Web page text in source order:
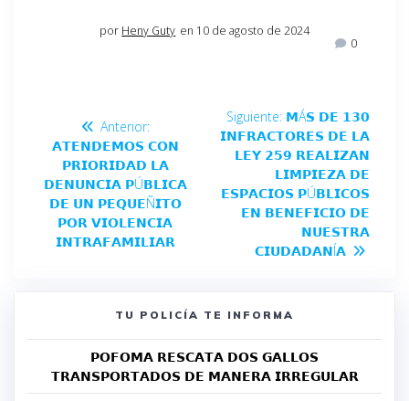
por Heny Guty en 10 de agosto de 2024
0
Anterior:
𝗔𝗧𝗘𝗡𝗗𝗘𝗠𝗢𝗦 𝗖𝗢𝗡
𝗣𝗥𝗜𝗢𝗥𝗜𝗗𝗔𝗗 𝗟𝗔
𝗗𝗘𝗡𝗨𝗡𝗖𝗜𝗔 𝗣Ú𝗕𝗟𝗜𝗖𝗔
𝗗𝗘 𝗨𝗡 𝗣𝗘𝗤𝗨𝗘Ñ𝗜𝗧𝗢
𝗣𝗢𝗥 𝗩𝗜𝗢𝗟𝗘𝗡𝗖𝗜𝗔
𝗜𝗡𝗧𝗥𝗔𝗙𝗔𝗠𝗜𝗟𝗜𝗔𝗥
Siguiente: 𝗠Á𝗦 𝗗𝗘 𝟭𝟯𝟬
𝗜𝗡𝗙𝗥𝗔𝗖𝗧𝗢𝗥𝗘𝗦 𝗗𝗘 𝗟𝗔
𝗟𝗘𝗬 𝟮𝟱𝟵 𝗥𝗘𝗔𝗟𝗜𝗭𝗔𝗡
𝗟𝗜𝗠𝗣𝗜𝗘𝗭𝗔 𝗗𝗘
𝗘𝗦𝗣𝗔𝗖𝗜𝗢𝗦 𝗣Ú𝗕𝗟𝗜𝗖𝗢𝗦
𝗘𝗡 𝗕𝗘𝗡𝗘𝗙𝗜𝗖𝗜𝗢 𝗗𝗘
𝗡𝗨𝗘𝗦𝗧𝗥𝗔
𝗖𝗜𝗨𝗗𝗔𝗗𝗔𝗡Í𝗔
TU POLICÍA TE INFORMA
𝗣𝗢𝗙𝗢𝗠𝗔 𝗥𝗘𝗦𝗖𝗔𝗧𝗔 𝗗𝗢𝗦 𝗚𝗔𝗟𝗟𝗢𝗦
𝗧𝗥𝗔𝗡𝗦𝗣𝗢𝗥𝗧𝗔𝗗𝗢𝗦 𝗗𝗘 𝗠𝗔𝗡𝗘𝗥𝗔 𝗜𝗥𝗥𝗘𝗚𝗨𝗟𝗔𝗥